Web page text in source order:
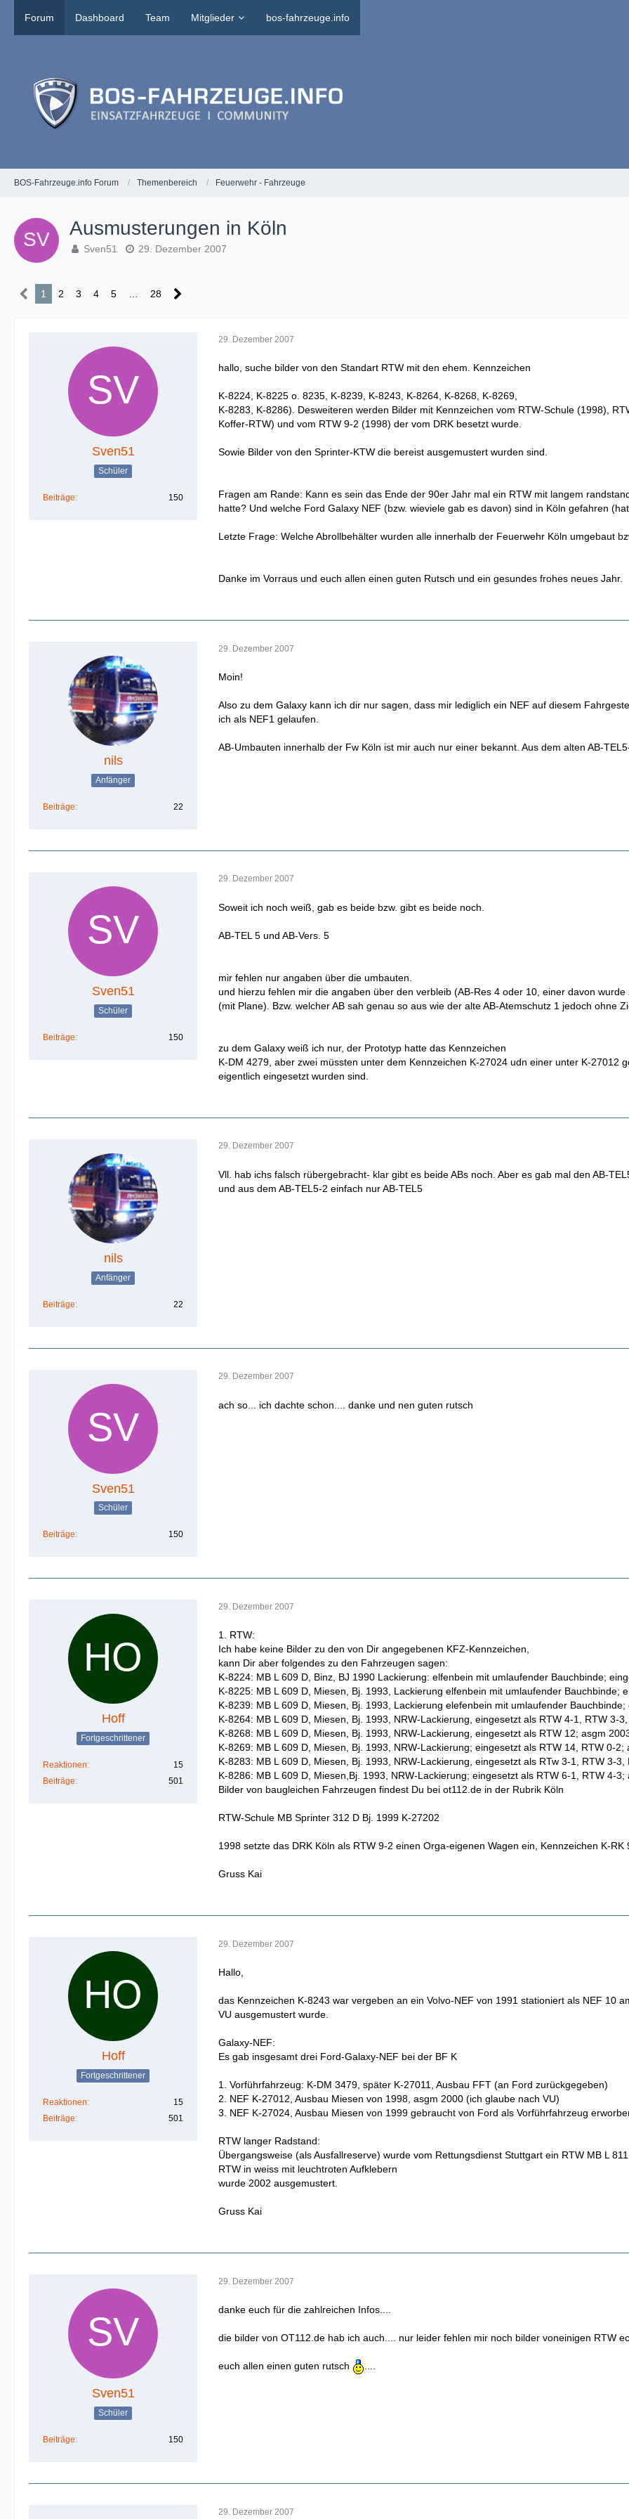
Forum Dashboard Team Mitglieder bos-fahrzeuge.info
BOS-Fahrzeuge.info Forum Themenbereich Feuerwehr - Fahrzeuge
Ausmusterungen in Köln
Sven51 29. Dezember 2007
1 2 3 4 5 28
Sven51
Schüler
Beiträge 150
29. Dezember 2007
hallo, suche bilder von den Standart RTW mit den ehem. Kennzeichen
K-8224, K-8225 o. 8235, K-8239, K-8243, K-8264, K-8268, K-8269,
K-8283, K-8286). Desweiteren werden Bilder mit Kennzeichen vom RTW-Schule (1998),
Koffer-RTW) und vom RTW 9-2 (1998) der vom DRK besetzt wurde.
Sowie Bilder von den Sprinter-KTW die bereist ausgemustert wurden sind.
Fragen am Rande: Kann es sein das Ende der 90er Jahr mal ein RTW mit langem
hatte? Und welche Ford Galaxy NEF (bzw. wieviele gab es davon) sind in Köln gefahren
Letzte Frage: Welche Abrollbehälter wurden alle innerhalb der Feuerwehr Köln umgebaut
Danke im Vorraus und euch allen einen guten Rutsch und ein gesundes frohes neues Jahr.
nils
Anfänger
Beiträge 22
29. Dezember 2007
Moin!
Also zu dem Galaxy kann ich dir nur sagen, dass mir lediglich ein NEF auf diesem
ich als NEF1 gelaufen.
AB-Umbauten innerhalb der Fw Köln ist mir auch nur einer bekannt. Aus dem alten AB-
Sven51
Schüler
Beiträge 150
29. Dezember 2007
Soweit ich noch weiß, gab es beide bzw. gibt es beide noch.
AB-TEL 5 und AB-Vers. 5
mir fehlen nur angaben über die umbauten.
und hierzu fehlen mir die angaben über den verbleib (AB-Res 4 oder 10, einer davon
(mit Plane). Bzw. welcher AB sah genau so aus wie der alte AB-Atemschutz 1 jedoch ohne
zu dem Galaxy weiß ich nur, der Prototyp hatte das Kennzeichen
K-DM 4279, aber zwei müssten unter dem Kennzeichen K-27024 udn einer unter K-27012
eigentlich eingesetzt wurden sind.
nils
Anfänger
Beiträge 22
29. Dezember 2007
Vll. hab ichs falsch rübergebracht- klar gibt es beide ABs noch. Aber es gab mal den AB-
und aus dem AB-TEL5-2 einfach nur AB-TEL5
Sven51
Schüler
Beiträge 150
29. Dezember 2007
ach so... ich dachte schon.... danke und nen guten rutsch
Hoff
Fortgeschrittener
Reaktionen
15
Beiträge
501
29. Dezember 2007
1. RTW:
Ich habe keine Bilder zu den von Dir angegebenen KFZ-Kennzeichen,
kann Dir aber folgendes zu den Fahrzeugen sagen:
K-8224: MB L 609 D, Binz, BJ 1990 Lackierung: elfenbein mit umlaufender Bauchbinde;
K-8225: MB L 609 D, Miesen, Bj. 1993, Lackierung elfenbein mit umlaufender Bauchbinde;
K-8239: MB L 609 D, Miesen, Bj. 1993, Lackierung elefenbein mit umlaufender
K-8264: MB L 609 D, Miesen, Bj. 1993, NRW-Lackierung, eingesetzt als RTW 4-1, RTW 3-
K-8268: MB L 609 D, Miesen, Bj. 1993, NRW-Lackierung, eingesetzt als RTW 12; asgm
K-8269: MB L 609 D, Miesen, Bj. 1993, NRW-Lackierung; eingesetzt als RTW 14, RTW 0-2;
K-8283: MB L 609 D, Miesen, Bj. 1993, NRW-Lackierung, eingesetzt als RTw 3-1, RTW 3-
K-8286: MB L 609 D, Miesen,Bj. 1993, NRW-Lackierung; eingesetzt als RTW 6-1, RTW 4-3;
Bilder von baugleichen Fahrzeugen findest Du bei ot112.de in der Rubrik Köln
RTW-Schule MB Sprinter 312 D Bj. 1999 K-27202
1998 setzte das DRK Köln als RTW 9-2 einen Orga-eigenen Wagen ein, Kennzeichen K-
Gruss Kai
Hoff
Fortgeschrittener
Reaktionen
15
Beiträge
501
29. Dezember 2007
Hallo,
das Kennzeichen K-8243 war vergeben an ein Volvo-NEF von 1991 stationiert als NEF 10
VU ausgemustert wurde.
Galaxy-NEF:
Es gab insgesamt drei Ford-Galaxy-NEF bei der BF K
1. Vorführfahrzeug: K-DM 3479, später K-27011, Ausbau FFT (an Ford zurückgegeben)
2. NEF K-27012, Ausbau Miesen von 1998, asgm 2000 (ich glaube nach VU)
3. NEF K-27024, Ausbau Miesen von 1999 gebraucht von Ford als Vorführfahrzeug
RTW langer Radstand:
Übergangsweise (als Ausfallreserve) wurde vom Rettungsdienst Stuttgart ein RTW MB L
RTW in weiss mit leuchtroten Aufklebern
wurde 2002 ausgemustert.
Gruss Kai
Sven51
Schüler
Beiträge 150
29. Dezember 2007
danke euch für die zahlreichen Infos....
die bilder von OT112.de hab ich auch.... nur leider fehlen mir noch bilder voneinigen RTW
euch allen einen guten rutsch ....
29. Dezember 2007